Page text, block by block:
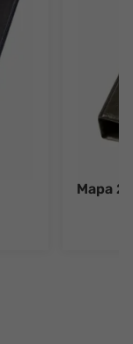
Mapa